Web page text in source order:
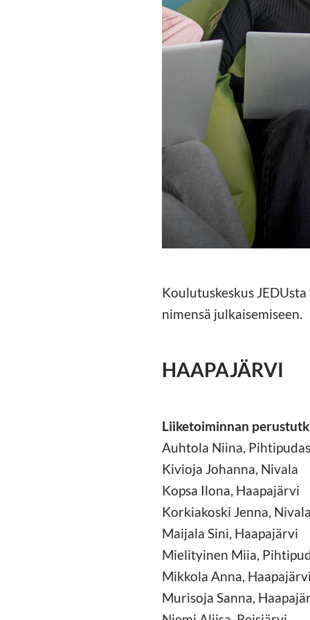
Koulutuskeskus
nimensä julkaisemiseen.
HAAPAJÄRVI
Liiketoiminnan
Auhtola Niina, Pihtipudas
Kivioja Johanna, Nivala
Kopsa Ilona, Haapajärvi
Korkiakoski Jenna,
Maijala Sini, Haapajärvi
Mielityinen Miia,
Mikkola Anna,
Murisoja Sanna,